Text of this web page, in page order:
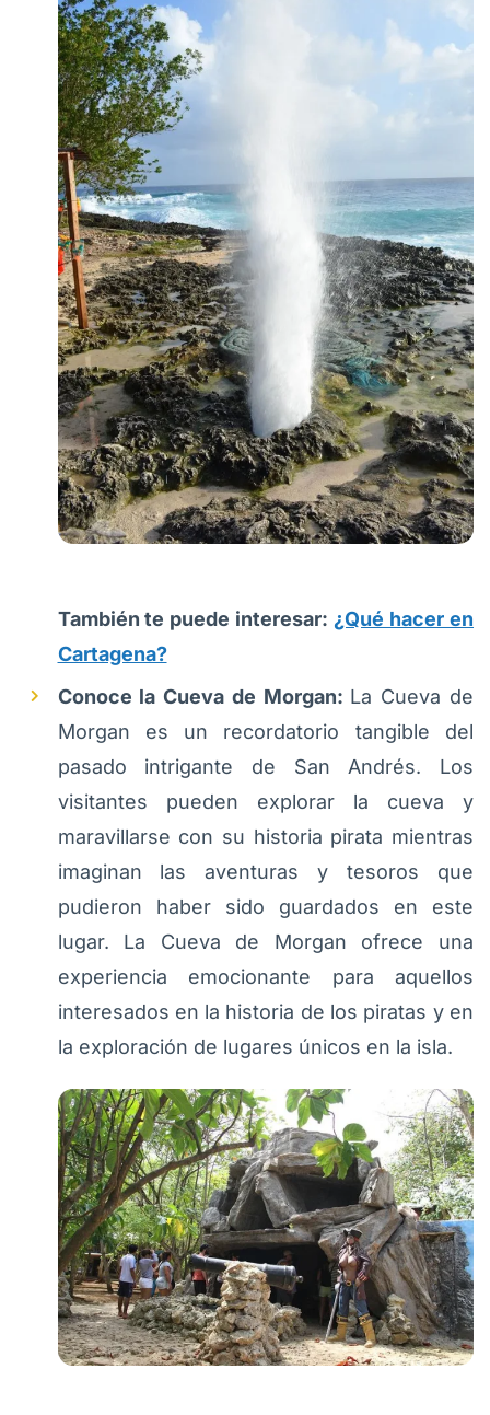
También te puede interesar:¿Qué hacer en
Cartagena?
Conoce la Cueva de Morgan: La Cueva de
Morgan es un recordatorio tangible del
pasado intrigante de San Andrés. Los
visitantes pueden explorar la cueva y
maravillarse con su historia pirata mientras
imaginan las aventuras y tesoros que
pudieron haber sido guardados en este
lugar. La Cueva de Morgan ofrece una
experiencia emocionante para aquellos
interesados en la historia de los piratas y en
la exploración de lugares únicos en la isla.